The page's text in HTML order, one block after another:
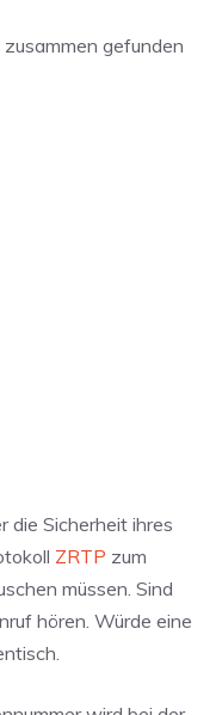
gefunden
die Sicherheit ihres
ZRTP zum
müssen. Sind
hören. Würde eine